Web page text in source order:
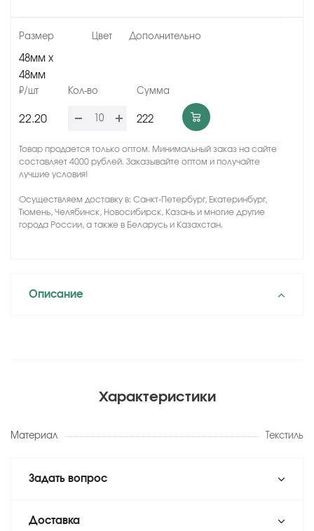
48мм х
48мм
22.20 222
Товар продается только оптом. Минимальный заказ на сайте
составляет 4000 рублей. Заказывайте оптом и получайте
лучшие условия!
Осуществляем доставку в: Санкт-Петербург, Екатеринбург,
Тюмень, Челябинск, Новосибирск, Казань и многие другие
города России, а также в Беларусь и Казахстан.
Описание
Характеристики
Материал Текстиль
Задать вопрос
Доставка